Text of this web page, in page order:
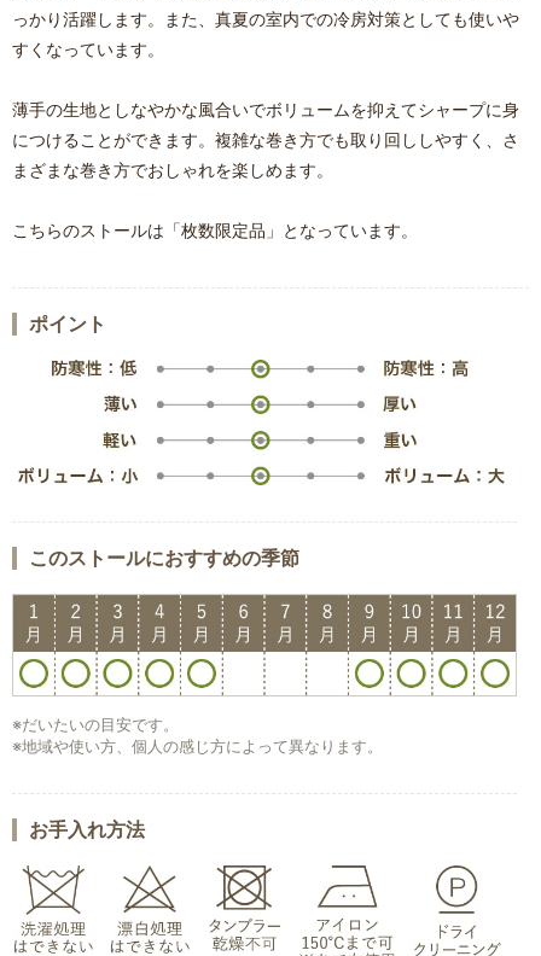
ポイント
このストールにおすすめの季節
※だいたいの目安です。
※地域や使い方、個人の感じ方によって異なります。
お手入れ方法
っかり活躍します。また、真夏の室内での冷房対策としても使いや
すくなっています。
薄手の生地としなやかな風合いでボリュームを抑えてシャープに身
につけることができます。複雑な巻き方でも取り回ししやすく、さ
まざまな巻き方でおしゃれを楽しめます。
こちらのストールは「枚数限定品」となっています。